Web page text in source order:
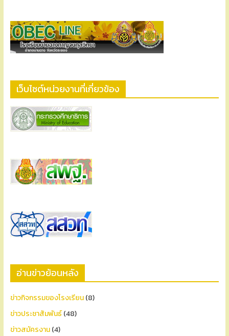
เว็บไซต์หน่วยงานที่เกี่ยวข้อง
อ่านข่าวย้อนหลัง
ข่าวกิจกรรมของโรงเรียน(8)
ข่าวประชาสัมพันธ์(48)
ข่าวสมัครงาน(4)